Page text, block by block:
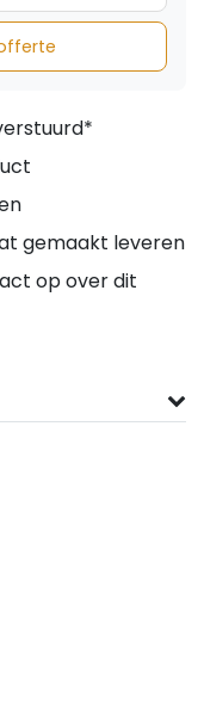
gemaakt leveren
op over dit